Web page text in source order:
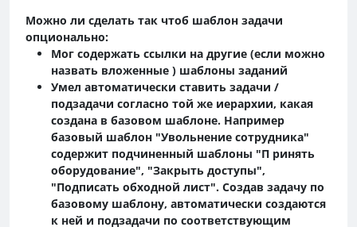
Можно ли сделать так чтоб шаблон задачи
опционально:
Мог содержать ссылки на другие (если можно
назвать вложенные ) шаблоны заданий
Умел автоматически ставить задачи /
подзадачи согласно той же иерархии, какая
создана в базовом шаблоне. Например
базовый шаблон "Увольнение сотрудника"
содержит подчиненный шаблоны "П ринять
оборудование", "Закрыть доступы",
"Подписать обходной лист". Создав задачу по
базовому шаблону, автоматически создаются
к ней и подзадачи по соответствующим